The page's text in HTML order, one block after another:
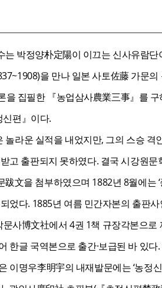
는 박정양朴定陽이 이끄는 신사유람
을 만나 일본 사토佐藤 가문
집필한 『농업삼사農業三事』를
편』이다.
놀라운 실적을 내었지만, 그의 스승
고 출판되지 못하였다. 결국 시강원
文을 첨부하였으며 1882년 8월에는
었다. 1885년 여름 민간자본의 출판
사博文社에서 4권 1책 규장각본으
한글 국역본으로 출간·보급된 바 있
이명우李明宇의 내재발문에는 ‘농